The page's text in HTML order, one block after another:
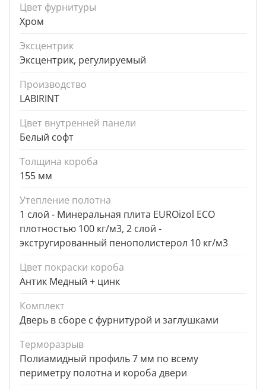
Цвет фурнитуры
Хром
Эксцентрик
Эксцентрик, регулируемый
Производство
LABIRINT
Цвет внутренней панели
Белый софт
Толщина короба
155 мм
Утепление полотна
1 слой - Минеральная плита EUROizol ECO
плотностью 100 кг/м3, 2 слой -
экстругированный пенополистерол 10 кг/м3
Цвет покраски короба
Антик Медный + цинк
Комплект
Дверь в сборе с фурнитурой и заглушками
Терморазрыв
Полиамидный профиль 7 мм по всему
периметру полотна и короба двери